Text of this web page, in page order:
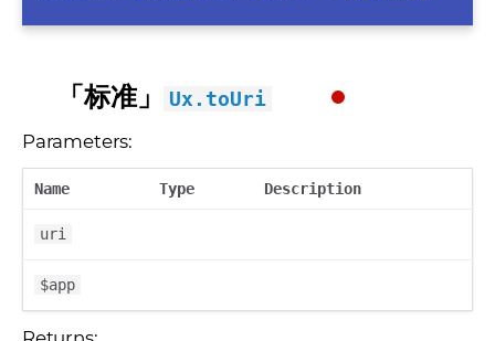
「标准」 Ux.toUri
Parameters:
Name Type Description
uri
$app